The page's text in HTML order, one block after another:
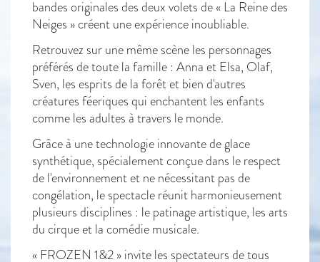
bandes originales des deux volets de « La Reine des
Neiges » créent une expérience inoubliable.
Retrouvez sur une même scène les personnages
préférés de toute la famille : Anna et Elsa, Olaf,
Sven, les esprits de la forêt et bien d'autres
créatures féeriques qui enchantent les enfants
comme les adultes à travers le monde.
Grâce à une technologie innovante de glace
synthétique, spécialement conçue dans le respect
de l'environnement et ne nécessitant pas de
congélation, le spectacle réunit harmonieusement
plusieurs disciplines : le patinage artistique, les arts
du cirque et la comédie musicale.
« FROZEN 1&2 » invite les spectateurs de tous